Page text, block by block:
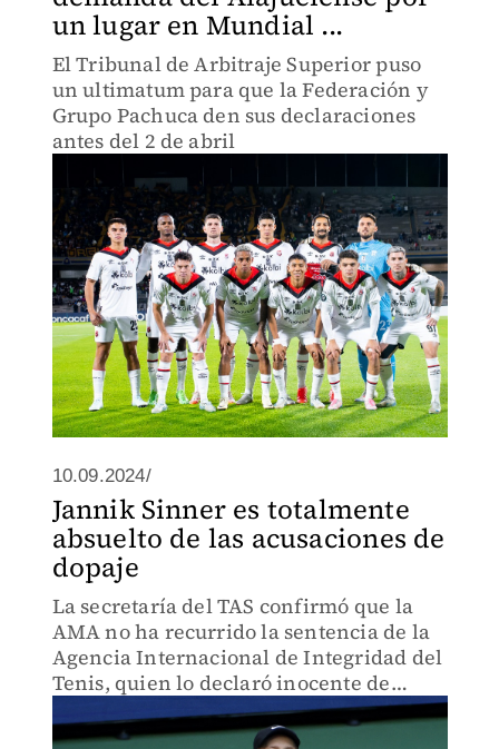
un lugar en Mundial ...
El Tribunal de Arbitraje Superior puso
un ultimatum para que la Federación y
Grupo Pachuca den sus declaraciones
antes del 2 de abril
10.09.2024/
Jannik Sinner es totalmente
absuelto de las acusaciones de
dopaje
La secretaría del TAS confirmó que la
AMA no ha recurrido la sentencia de la
Agencia Internacional de Integridad del
Tenis, quien lo declaró inocente de
haber dado positivo a un control de
dopaje.